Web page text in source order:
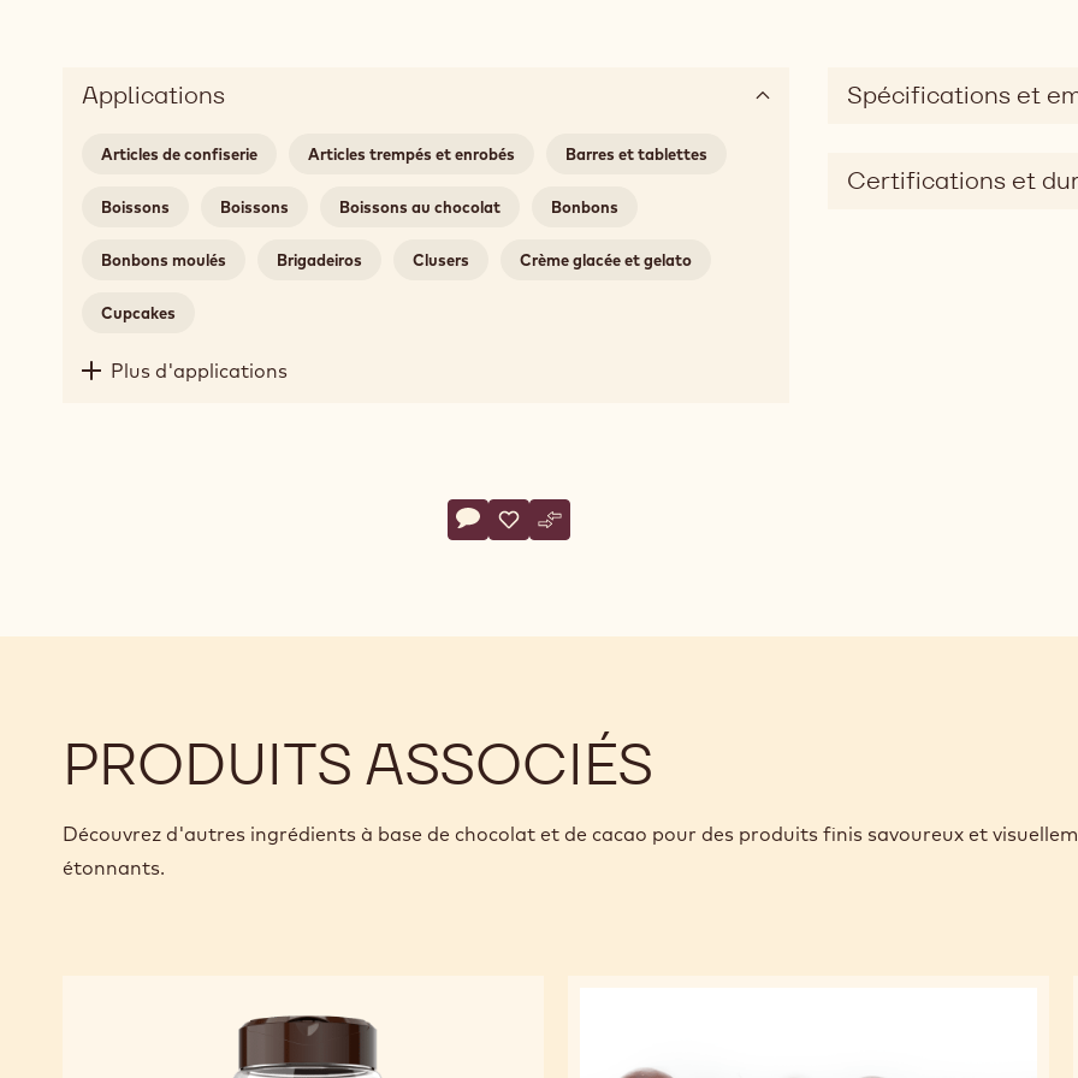
Applications
Articles de confiserie Articles trempés et enrobés Barres et tablettes
Boissons Boissons Boissons au chocolat Bonbons
Bonbons moulés Brigadeiros Clusers Crème glacée et gelato
Cupcakes
Plus d'applications
Spécifications et
Certifications et
Actions
Écrire un commentaire
- Callebaut Selection - Gold Salted Caramel Crispearls - 800g
Sauvegarder
- Callebaut Selection - Gold Salted Caramel Crispearls - 800g
Comparer
- Callebaut Selection - Gold Salted Caramel Crispearls - 800g
PRODUITS ASSOCIÉS
Découvrez d'autres ingrédients à base de chocolat et de cacao pour des produits finis savoureux et
étonnants.